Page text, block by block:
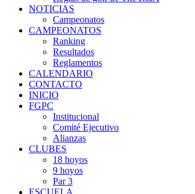
NOTICIAS
Campeonatos
CAMPEONATOS
Ranking
Resultados
Reglamentos
CALENDARIO
CONTACTO
INICIO
FGPC
Institucional
Comité Ejecutivo
Alianzas
CLUBES
18 hoyos
9 hoyos
Par 3
ESCUELA